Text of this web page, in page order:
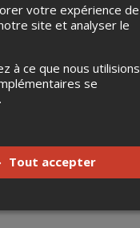
votre expérience de
site et analyser le
à ce que nous utilisions
se
.
Tout accepter